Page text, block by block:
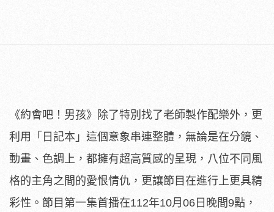
《約會吧！男孩》除了特別找了老師製作配樂外，更
利用「 日記本」這個意象串連整體，無論是在分鏡、
動畫、色調上， 都擁有超高質感的呈現，八位不同風
格的主角之間的愛恨情仇， 更讓節目在進行上更具精
彩性。 節目第一集首播在112年10月06日晚間9點，